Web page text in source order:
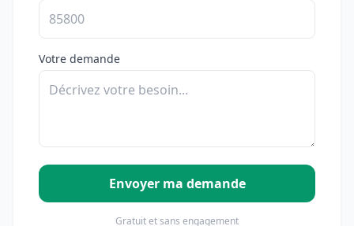
Votre demande
Envoyer ma demande
Gratuit et sans engagement